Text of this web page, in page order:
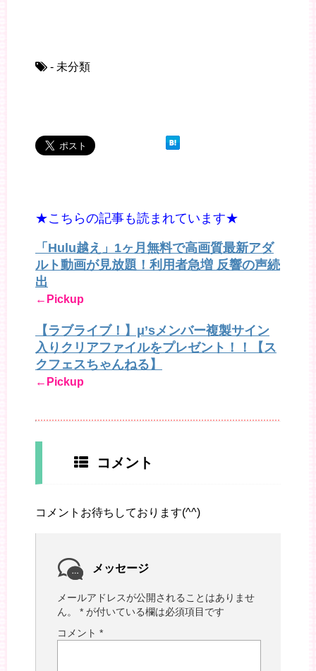
- 未分類
★こちらの記事も読まれています★
「Hulu越え」1ヶ月無料で高画質最新アダ
ルト動画が見放題！利用者急増 反響の声続
出
←Pickup
【ラブライブ！】μ’sメンバー複製サイン
入りクリアファイルをプレゼント！！【ス
クフェスちゃんねる】
←Pickup
コメント
コメントお待ちしております(^^)
メッセージ
メールアドレスが公開されることはありませ
ん。
* が付いている欄は必須項目です
コメント *